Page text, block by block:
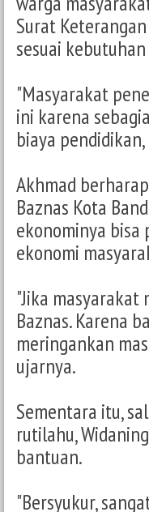
Surat
sesuai
"Masyarakat
ini karena
biaya
Akhmad
Baznas Kota
ekonominya bisa
ekonomi
"Jika
Baznas. Karena
meringankan
ujarnya.
Sementara itu,
rutilahu,
bantuan.
"Bersyukur,